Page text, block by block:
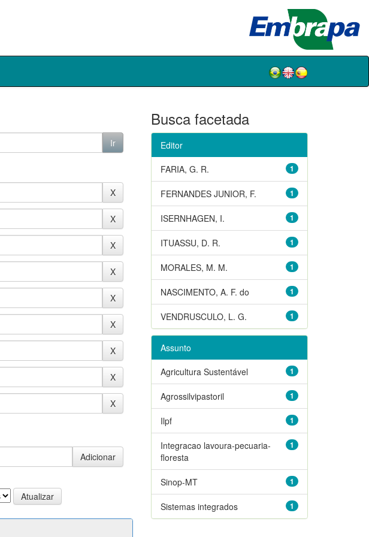
Busca facetada
Editor
1
FARIA, G. R.
1
FERNANDES JUNIOR, F.
1
ISERNHAGEN, I.
1
ITUASSU, D. R.
1
MORALES, M. M.
1
NASCIMENTO, A. F. do
1
VENDRUSCULO, L. G.
Assunto
1
Agricultura Sustentável
1
Agrossilvipastoril
1
Ilpf
1
Integracao lavoura-pecuaria-
floresta
1
Sinop-MT
1
Sistemas integrados